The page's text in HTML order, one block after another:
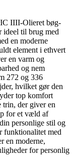
IIII-Olieret bøg-
ideel til brug med
en moderne
element i ethvert
en varm og
og nem
272 og 336
hvilket gør den
top komfort
trin, der giver en
for et væld af
personlige stil og
funktionalitet med
en moderne,
for personlig